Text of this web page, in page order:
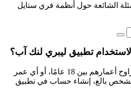
الشائعة حول أنظمة فري ستايل
تطبيق ليبري لنك آب؟
يمكن للمستخدمين الذين تتراوح أعمارهم بين 18 عامًا، أو أي عمر
كشخص بالغ، إنشاء حساب في تطبيق